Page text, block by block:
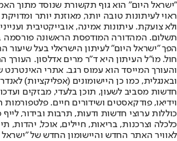
"ישראל היום" הוא גוף תקשורת שנוסד מתוך
ראוי לעיתונות טובה יותר, מאוזנת יותר
ולא צועקת. עיתונות אמינה, אובייקטיבית
הפך "ישראל היום" לעיתון הישראלי בעל שיעור
חול. מו"ל העיתון היא ד"ר מרים אדלסון. העורך
והעורך המייסד הוא עמוס רגב. אתרי
חדשות מסביב לשעון, תוכן בלעדי, מבזקים
וידיאו, פודקאסטים ושידורים חיים. פלטפורמות
כוללות ערוצי חדשות ודעות, תרבות ובידור, לייף
לאוויר האתר החדש והיישומון החדש של